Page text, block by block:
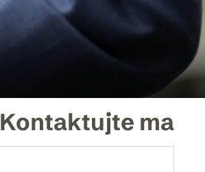
Kontaktujte ma